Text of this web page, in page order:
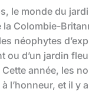
le monde du
la Colombie-
néophytes
ou d’un jardin
année, les
l’honneur, et il y